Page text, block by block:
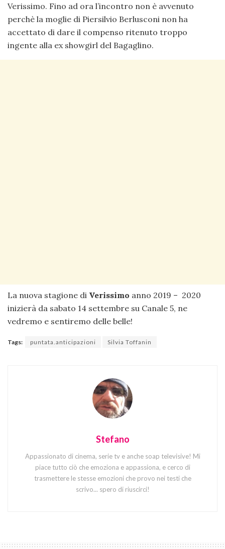
Verissimo. Fino ad ora l’incontro non è avvenuto
perchè la moglie di Piersilvio Berlusconi non ha
accettato di dare il compenso ritenuto troppo
ingente alla ex showgirl del Bagaglino.
La nuova stagione di Verissimo anno 2019 – 2020
inizierà da sabato 14 settembre su Canale 5, ne
vedremo e sentiremo delle belle!
Tags: puntata.anticipazioni Silvia Toffanin
Stefano
Appassionato di cinema, serie tv e anche soap televisive! Mi
piace tutto ciò che emoziona e appassiona, e cerco di
trasmettere le stesse emozioni che provo nei testi che
scrivo... spero di riuscirci!